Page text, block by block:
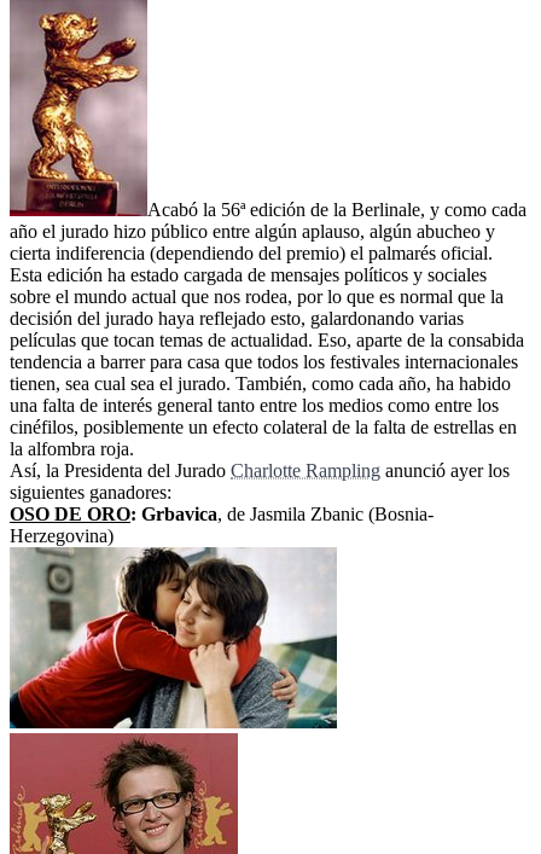
Acabó la 56ª edición de la Berlinale, y como cada
año el jurado hizo público entre algún aplauso, algún abucheo y
cierta indiferencia (dependiendo del premio) el palmarés oficial.
Esta edición ha estado cargada de mensajes políticos y sociales
sobre el mundo actual que nos rodea, por lo que es normal que la
decisión del jurado haya reflejado esto, galardonando varias
películas que tocan temas de actualidad. Eso, aparte de la consabida
tendencia a barrer para casa que todos los festivales internacionales
tienen, sea cual sea el jurado. También, como cada año, ha habido
una falta de interés general tanto entre los medios como entre los
cinéfilos, posiblemente un efecto colateral de la falta de estrellas en
la alfombra roja.
Así, la Presidenta del Jurado Charlotte Rampling anunció ayer los
siguientes ganadores:
OSO DE ORO: Grbavica, de Jasmila Zbanic (Bosnia-
Herzegovina)